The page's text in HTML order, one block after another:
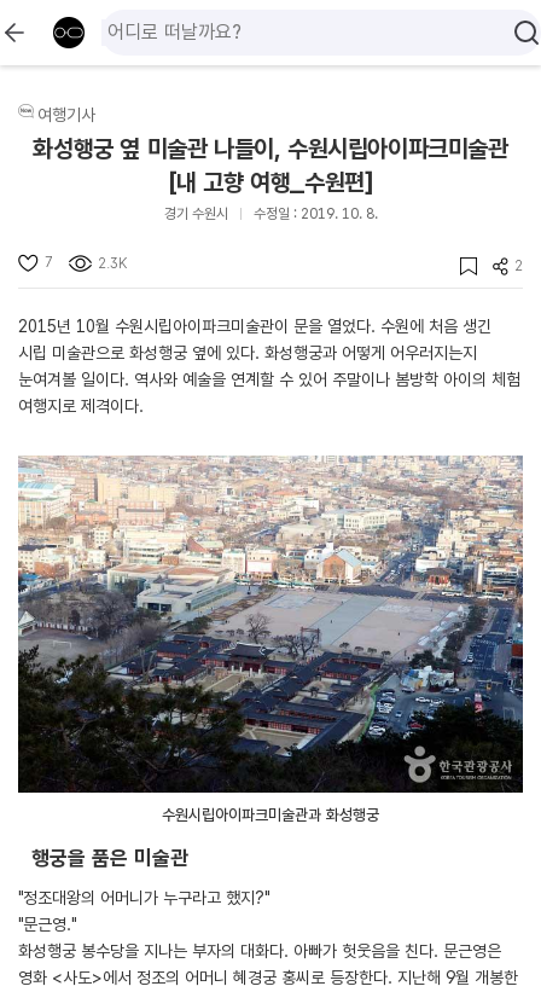
여행기사
화성행궁 옆 미술관 나들이, 수원시립아이파크미술관
[내 고향 여행_수원편]
경기 수원시 수정일 : 2019. 10. 8.
7 2.3K 2
2015년 10월 수원시립아이파크미술관이 문을 열었다. 수원에 처음 생긴
시립 미술관으로 화성행궁 옆에 있다. 화성행궁과 어떻게 어우러지는지
눈여겨볼 일이다. 역사와 예술을 연계할 수 있어 주말이나 봄방학 아이의 체험
여행지로 제격이다.
수원시립아이파크미술관과 화성행궁
행궁을 품은 미술관
"정조대왕의 어머니가 누구라고 했지?"
"문근영."
화성행궁 봉수당을 지나는 부자의 대화다. 아빠가 헛웃음을 친다. 문근영은
영화 <사도>에서 정조의 어머니 혜경궁 홍씨로 등장한다. 지난해 9월 개봉한